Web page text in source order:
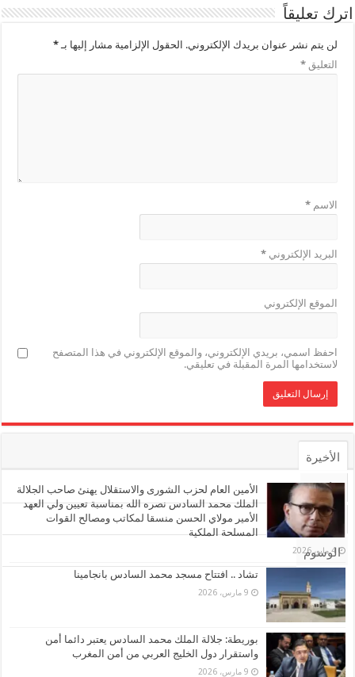
اترك تعليقاً
لن يتم نشر عنوان بريدك الإلكتروني. الحقول الإلزامية مشار إليها بـ*
التعليق*
الاسم*
البريد الإلكتروني*
الموقع الإلكتروني
احفظ اسمي، بريدي الإلكتروني، والموقع الإلكتروني في هذا المتصفح
لاستخدامها المرة المقبلة في تعليقي.
الأخيرة
الأشهر
تعليقات
الوسوم
الأمين العام لحزب الشورى والاستقلال يهنئ صاحب الجلالة
الملك محمد السادس نصره الله بمناسبة تعيين ولي العهد
الأمير مولاي الحسن منسقا لمكاتب ومصالح القوات
المسلحة الملكية
4 مايو، 2026
تشاد .. افتتاح مسجد محمد السادس بانجامينا
9 مارس، 2026
بوريطة: جلالة الملك محمد السادس يعتبر دائما أمن
واستقرار دول الخليج العربي من أمن المغرب
9 مارس، 2026